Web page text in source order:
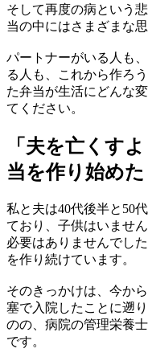
そして再度の病という
当の中にはさまざまな
パートナーがいる人も
る人も、これから作ろ
た弁当が生活にどんな
てください。
「夫を亡くす
当を作り始めた
私と夫は40代後半と50
ており、子供はいませ
必要はありませんでし
を作り続けています。
そのきっかけは、今か
塞で入院したことに遡
のの、病院の管理栄養
です。